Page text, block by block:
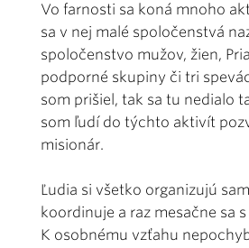
Vo farnosti sa koná mnoho
sa v nej malé spoločenstvá
spoločenstvo mužov, žien,
podporné skupiny či tri
som prišiel, tak sa tu nedialo
som ľudí do týchto aktivít
misionár.
Ľudia si všetko organizujú
koordinuje a raz mesačne sa
K osobnému vzťahu